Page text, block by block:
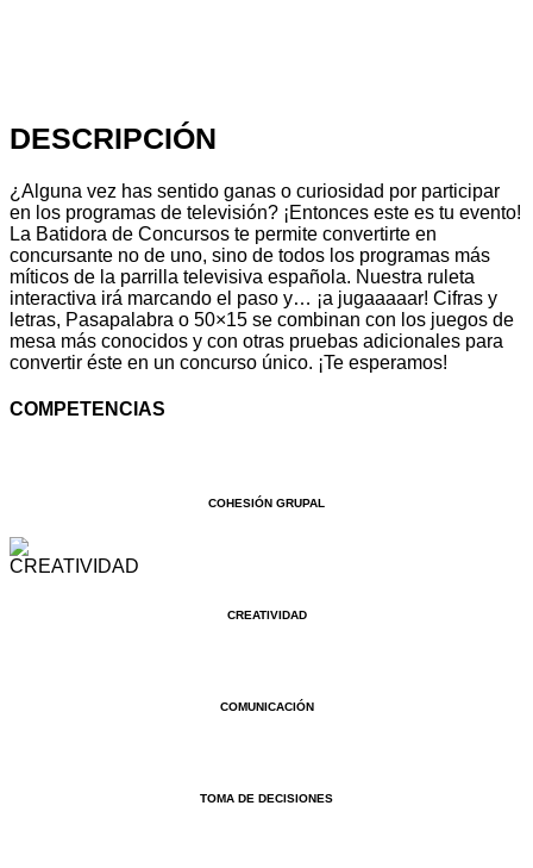
DESCRIPCIÓN
¿Alguna vez has sentido ganas o curiosidad por participar
en los programas de televisión? ¡Entonces este es tu evento!
La Batidora de Concursos te permite convertirte en
concursante no de uno, sino de todos los programas más
míticos de la parrilla televisiva española. Nuestra ruleta
interactiva irá marcando el paso y… ¡a jugaaaaar! Cifras y
letras, Pasapalabra o 50×15 se combinan con los juegos de
mesa más conocidos y con otras pruebas adicionales para
convertir éste en un concurso único. ¡Te esperamos!
COMPETENCIAS
COHESIÓN GRUPAL
CREATIVIDAD
COMUNICACIÓN
TOMA DE DECISIONES